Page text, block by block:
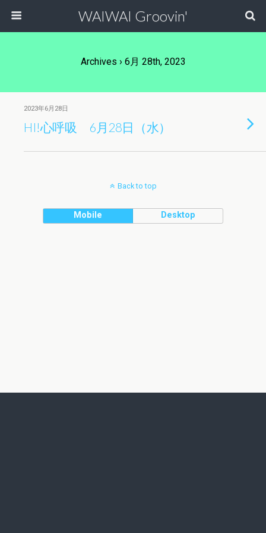
WAIWAI Groovin'
Archives › 6月 28th, 2023
2023年6月28日
HI!心呼吸 6月28日（水）
Back to top
Mobile Desktop